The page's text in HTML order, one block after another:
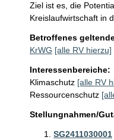
Ziel ist es, die
Kreislaufwirtschaft in
Betroffenes
KrWG [alle RV hierzu]
Interessenbereiche:
Klimaschutz [alle RV
Ressourcenschutz
Stellungnahmen/
SG2411030001